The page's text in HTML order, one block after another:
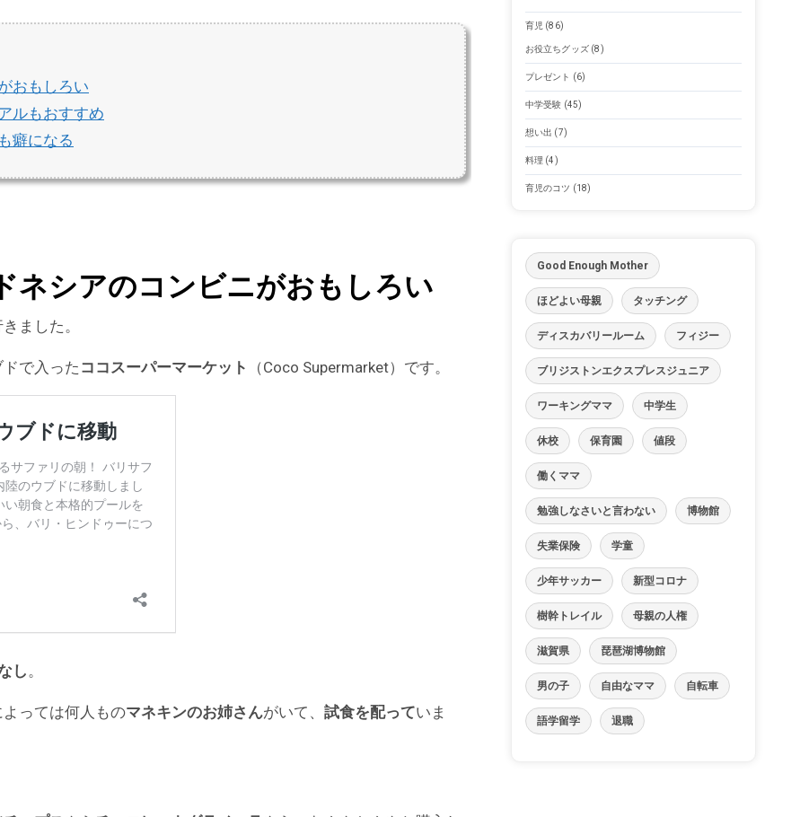
おもしろい
ルもおすすめ
癖になる
ネシアのコンビニがおもしろい
ました。
で入った ココスーパーマーケット （Coco Supermarket）です。
し。
っては何人ものマネキンのお姉さんがいて、 試食を配っていま
育児 (86)
お役立ちグッズ(8)
プレゼント (6)
中学受験 (45)
想い出 (7)
料理 (4)
育児のコツ (18)
Good Enough Mother
ほどよい母親 タッチング
ディスカバリールーム フィジー
ブリジストンエクスプレスジュニア
ワーキングママ 中学生
休校 保育園 値段
働くママ
勉強しなさいと言わない 博物館
失業保険 学童
少年サッカー 新型コロナ
樹幹トレイル 母親の人権
滋賀県 琵琶湖博物館
男の子 自由なママ 自転車
語学留学 退職